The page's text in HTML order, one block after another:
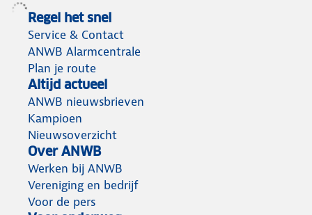
Regel het snel
Service & Contact
ANWB Alarmcentrale
Plan je route
Altijd actueel
ANWB nieuwsbrieven
Kampioen
Nieuwsoverzicht
Over ANWB
Werken bij ANWB
Vereniging en bedrijf
Voor de pers